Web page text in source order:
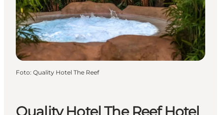
Planera resan
Quality Hotel The Reef Hotel
Foto: Quality Hotel The Reef